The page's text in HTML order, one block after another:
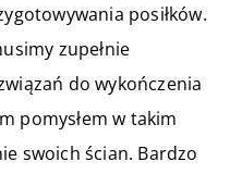
posiłków.
zupełnie
do wykończenia
pomysłem w takim
swoich ścian. Bardzo